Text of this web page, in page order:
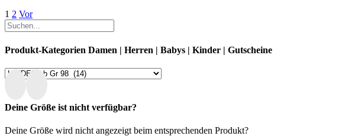
1 2 Vor
Produkt-Kategorien Damen | Herren | Babys | Kinder | Gutscheine
Deine Größe ist nicht verfügbar?
Deine Größe wird nicht angezeigt beim entsprechenden Produkt?